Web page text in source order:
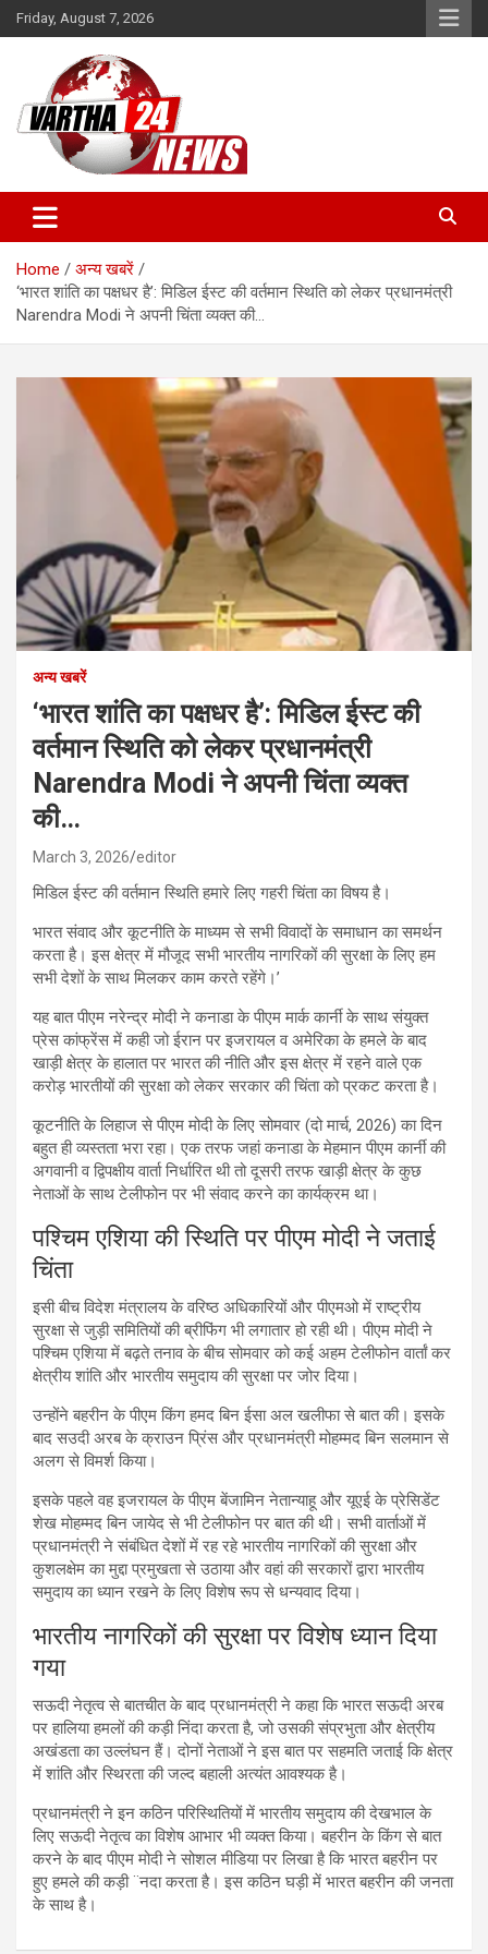
Skip
to
Friday, August 7, 2026
Vartha 24
Home
अन्य खबरें
‘भारत शांति का पक्षधर है’: मिडिल ईस्ट की वर्तमान स्थिति को लेकर प्रधानमंत्री
Narendra Modi ने अपनी चिंता व्यक्त की…
अन्य खबरें
‘भारत शांति का पक्षधर है’: मिडिल ईस्ट की
वर्तमान स्थिति को लेकर प्रधानमंत्री
Narendra Modi ने अपनी चिंता व्यक्त
की…
March 3, 2026 editor
मिडिल ईस्ट की वर्तमान स्थिति हमारे लिए गहरी चिंता का विषय है।
भारत संवाद और कूटनीति के माध्यम से सभी विवादों के समाधान का समर्थन
करता है। इस क्षेत्र में मौजूद सभी भारतीय नागरिकों की सुरक्षा के लिए हम
सभी देशों के साथ मिलकर काम करते रहेंगे।’
यह बात पीएम नरेन्द्र मोदी ने कनाडा के पीएम मार्क कार्नी के साथ संयुक्त
प्रेस कांफ्रेंस में कही जो ईरान पर इजरायल व अमेरिका के हमले के बाद
खाड़ी क्षेत्र के हालात पर भारत की नीति और इस क्षेत्र में रहने वाले एक
करोड़ भारतीयों की सुरक्षा को लेकर सरकार की चिंता को प्रकट करता है।
कूटनीति के लिहाज से पीएम मोदी के लिए सोमवार (दो मार्च, 2026) का दिन
बहुत ही व्यस्तता भरा रहा। एक तरफ जहां कनाडा के मेहमान पीएम कार्नी की
अगवानी व द्विपक्षीय वार्ता निर्धारित थी तो दूसरी तरफ खाड़ी क्षेत्र के कुछ
नेताओं के साथ टेलीफोन पर भी संवाद करने का कार्यक्रम था।
पश्चिम एशिया की स्थिति पर पीएम मोदी ने जताई
चिंता
इसी बीच विदेश मंत्रालय के वरिष्ठ अधिकारियों और पीएमओ में राष्ट्रीय
सुरक्षा से जुड़ी समितियों की ब्रीफिंग भी लगातार हो रही थी। पीएम मोदी ने
पश्चिम एशिया में बढ़ते तनाव के बीच सोमवार को कई अहम टेलीफोन वार्तां कर
क्षेत्रीय शांति और भारतीय समुदाय की सुरक्षा पर जोर दिया।
उन्होंने बहरीन के पीएम किंग हमद बिन ईसा अल खलीफा से बात की। इसके
बाद सउदी अरब के क्राउन प्रिंस और प्रधानमंत्री मोहम्मद बिन सलमान से
अलग से विमर्श किया।
इसके पहले वह इजरायल के पीएम बेंजामिन नेतान्याहू और यूएई के प्रेसिडेंट
शेख मोहम्मद बिन जायेद से भी टेलीफोन पर बात की थी। सभी वार्ताओं में
प्रधानमंत्री ने संबंधित देशों में रह रहे भारतीय नागरिकों की सुरक्षा और
कुशलक्षेम का मुद्दा प्रमुखता से उठाया और वहां की सरकारों द्वारा भारतीय
समुदाय का ध्यान रखने के लिए विशेष रूप से धन्यवाद दिया।
भारतीय नागरिकों की सुरक्षा पर विशेष ध्यान दिया
गया
सऊदी नेतृत्व से बातचीत के बाद प्रधानमंत्री ने कहा कि भारत सऊदी अरब
पर हालिया हमलों की कड़ी निंदा करता है, जो उसकी संप्रभुता और क्षेत्रीय
अखंडता का उल्लंघन हैं। दोनों नेताओं ने इस बात पर सहमति जताई कि क्षेत्र
में शांति और स्थिरता की जल्द बहाली अत्यंत आवश्यक है।
प्रधानमंत्री ने इन कठिन परिस्थितियों में भारतीय समुदाय की देखभाल के
लिए सऊदी नेतृत्व का विशेष आभार भी व्यक्त किया। बहरीन के किंग से बात
करने के बाद पीएम मोदी ने सोशल मीडिया पर लिखा है कि भारत बहरीन पर
हुए हमले की कड़ी ¨नदा करता है। इस कठिन घड़ी में भारत बहरीन की जनता
के साथ है।